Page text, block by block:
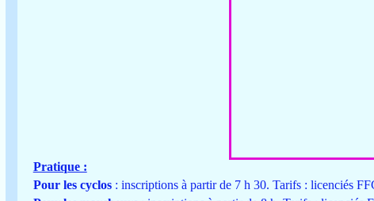
Pratique :
Pour les cyclos: inscriptions à partir de 7 h 30. Tarifs : licenciés